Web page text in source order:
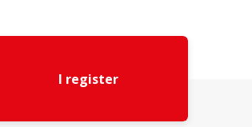
I register